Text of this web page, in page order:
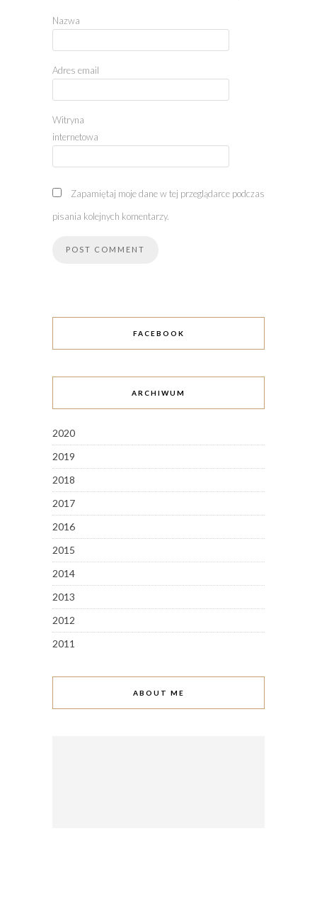
Nazwa
Adres email
Witryna
internetowa
Zapamiętaj moje dane w tej przeglądarce podczas
pisania kolejnych komentarzy.
FACEBOOK
ARCHIWUM
2020
2019
2018
2017
2016
2015
2014
2013
2012
2011
ABOUT ME